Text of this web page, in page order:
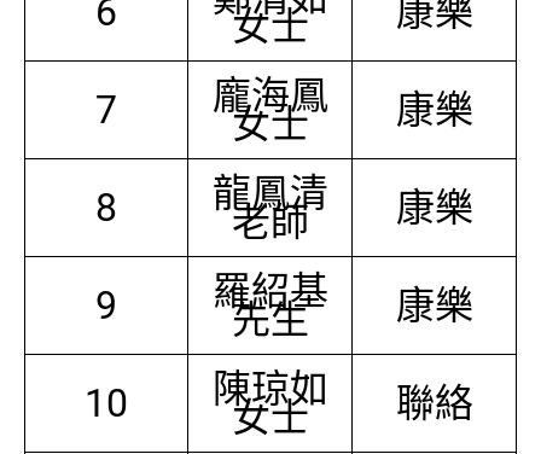
6 女士 康樂
7 龐海鳳
女士 康樂
8 龍鳳清
老師 康樂
9 羅紹基
先生 康樂
10 陳琼如
女士 聯絡